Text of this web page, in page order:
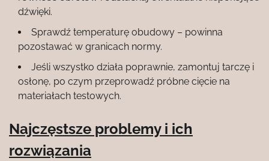
dźwięki.
Sprawdź temperaturę obudowy – powinna
pozostawać w granicach normy.
Jeśli wszystko działa poprawnie, zamontuj tarczę i
osłonę, po czym przeprowadź próbne cięcie na
materiałach testowych.
Najczęstsze problemy i ich
rozwiązania